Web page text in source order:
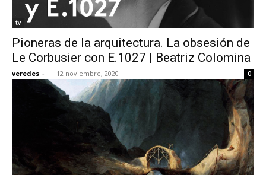
tv
Pioneras de la arquitectura. La obsesión de
Le Corbusier con E.1027 | Beatriz Colomina
veredes - 12 noviembre, 2020 0